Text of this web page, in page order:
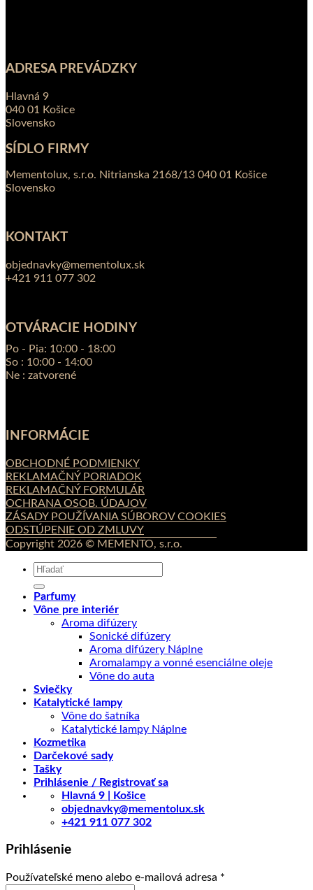
ADRESA PREVÁDZKY
Hlavná 9
040 01 Košice
Slovensko
SÍDLO FIRMY
Mementolux, s.r.o. Nitrianska 2168/13 040 01 Košice
Slovensko
KONTAKT
objednavky@mementolux.sk
+421 911 077 302
OTVÁRACIE HODINY
Po - Pia: 10:00 - 18:00
So : 10:00 - 14:00
Ne : zatvorené
INFORMÁCIE
OBCHODNÉ PODMIENKY
REKLAMAČNÝ PORIADOK
REKLAMAČNÝ FORMULÁR
OCHRANA OSOB. ÚDAJOV
ZÁSADY POUŽÍVANIA SÚBOROV COOKIES
ODSTÚPENIE OD ZMLUVY
Copyright 2026 © MEMENTO, s.r.o.
Hľadať:
Parfumy
Vône pre interiér
Aroma difúzery
Sonické difúzery
Aroma difúzery Náplne
Aromalampy a vonné esenciálne oleje
Vône do auta
Sviečky
Katalytické lampy
Vône do šatníka
Katalytické lampy Náplne
Kozmetika
Darčekové sady
Tašky
Prihlásenie / Registrovať sa
Hlavná 9 | Košice
objednavky@mementolux.sk
+421 911 077 302
Prihlásenie
Používateľské meno alebo e-mailová adresa *